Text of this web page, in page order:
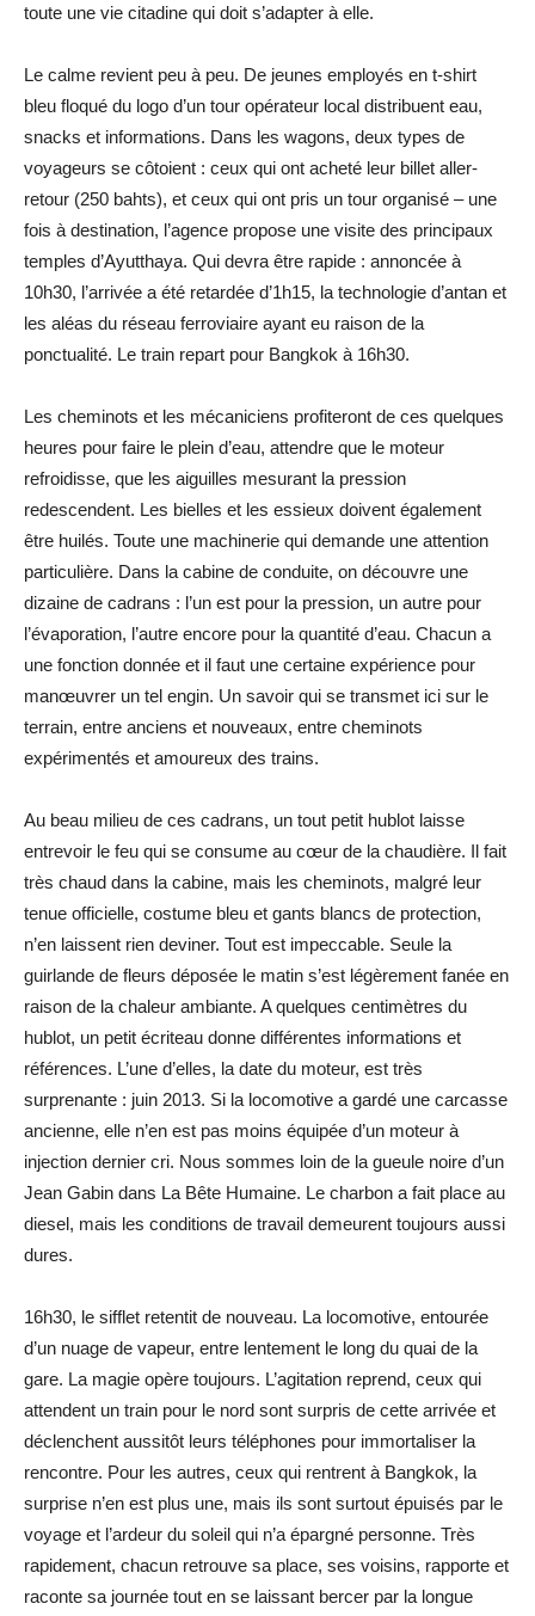
toute une vie citadine qui doit s’adapter à elle.
Le calme revient peu à peu. De jeunes employés en t-shirt
bleu floqué du logo d’un tour opérateur local distribuent eau,
snacks et informations. Dans les wagons, deux types de
voyageurs se côtoient : ceux qui ont acheté leur billet aller-
retour (250 bahts), et ceux qui ont pris un tour organisé – une
fois à destination, l’agence propose une visite des principaux
temples d’Ayutthaya. Qui devra être rapide : annoncée à
10h30, l’arrivée a été retardée d’1h15, la technologie d’antan et
les aléas du réseau ferroviaire ayant eu raison de la
ponctualité. Le train repart pour Bangkok à 16h30.
Les cheminots et les mécaniciens profiteront de ces quelques
heures pour faire le plein d’eau, attendre que le moteur
refroidisse, que les aiguilles mesurant la pression
redescendent. Les bielles et les essieux doivent également
être huilés. Toute une machinerie qui demande une attention
particulière. Dans la cabine de conduite, on découvre une
dizaine de cadrans : l’un est pour la pression, un autre pour
l’évaporation, l’autre encore pour la quantité d’eau. Chacun a
une fonction donnée et il faut une certaine expérience pour
manœuvrer un tel engin. Un savoir qui se transmet ici sur le
terrain, entre anciens et nouveaux, entre cheminots
expérimentés et amoureux des trains.
Au beau milieu de ces cadrans, un tout petit hublot laisse
entrevoir le feu qui se consume au cœur de la chaudière. Il fait
très chaud dans la cabine, mais les cheminots, malgré leur
tenue officielle, costume bleu et gants blancs de protection,
n’en laissent rien deviner. Tout est impeccable. Seule la
guirlande de fleurs déposée le matin s’est légèrement fanée en
raison de la chaleur ambiante. A quelques centimètres du
hublot, un petit écriteau donne différentes informations et
références. L’une d’elles, la date du moteur, est très
surprenante : juin 2013. Si la locomotive a gardé une carcasse
ancienne, elle n’en est pas moins équipée d’un moteur à
injection dernier cri. Nous sommes loin de la gueule noire d’un
Jean Gabin dans La Bête Humaine. Le charbon a fait place au
diesel, mais les conditions de travail demeurent toujours aussi
dures.
16h30, le sifflet retentit de nouveau. La locomotive, entourée
d’un nuage de vapeur, entre lentement le long du quai de la
gare. La magie opère toujours. L’agitation reprend, ceux qui
attendent un train pour le nord sont surpris de cette arrivée et
déclenchent aussitôt leurs téléphones pour immortaliser la
rencontre. Pour les autres, ceux qui rentrent à Bangkok, la
surprise n’en est plus une, mais ils sont surtout épuisés par le
voyage et l’ardeur du soleil qui n’a épargné personne. Très
rapidement, chacun retrouve sa place, ses voisins, rapporte et
raconte sa journée tout en se laissant bercer par la longue